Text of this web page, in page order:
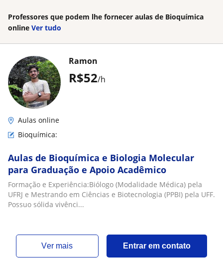
Professores que podem lhe fornecer aulas de Bioquímica
online Ver tudo
R$52/h
Ramon
Aulas online
Bioquímica:
Aulas de Bioquímica e Biologia Molecular
para Graduação e Apoio Acadêmico
Formação e Experiência:Biólogo (Modalidade Médica) pela
UFRJ e Mestrando em Ciências e Biotecnologia (PPBI) pela UFF.
Possuo sólida vivênci...
ver mais Entrar em contato